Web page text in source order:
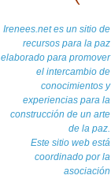
Irenees.net es un sitio de
recursos para la paz
elaborado para promover
el intercambio de
conocimientos y
experiencias para la
construcción de un arte
de la paz.
Este sitio web está
coordinado por la
asociación